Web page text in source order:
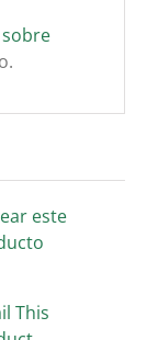
este
This